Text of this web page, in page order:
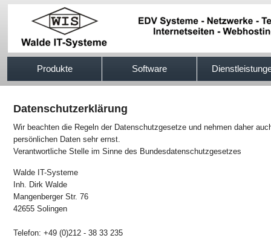
Produkte Software
Datenschutzerklärung
Wir beachten die Regeln der Datenschutzgesetze und nehmen daher
persönlichen Daten sehr ernst.
Verantwortliche Stelle im Sinne des Bundesdatenschutzgesetzes
Walde IT-Systeme
Inh. Dirk Walde
Mangenberger Str. 76
42655 Solingen
Telefon: +49 (0)212 - 38 33 235